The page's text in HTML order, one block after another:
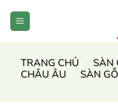
TRANG CHỦ
SÀN
CHÂU ÂU
SÀN